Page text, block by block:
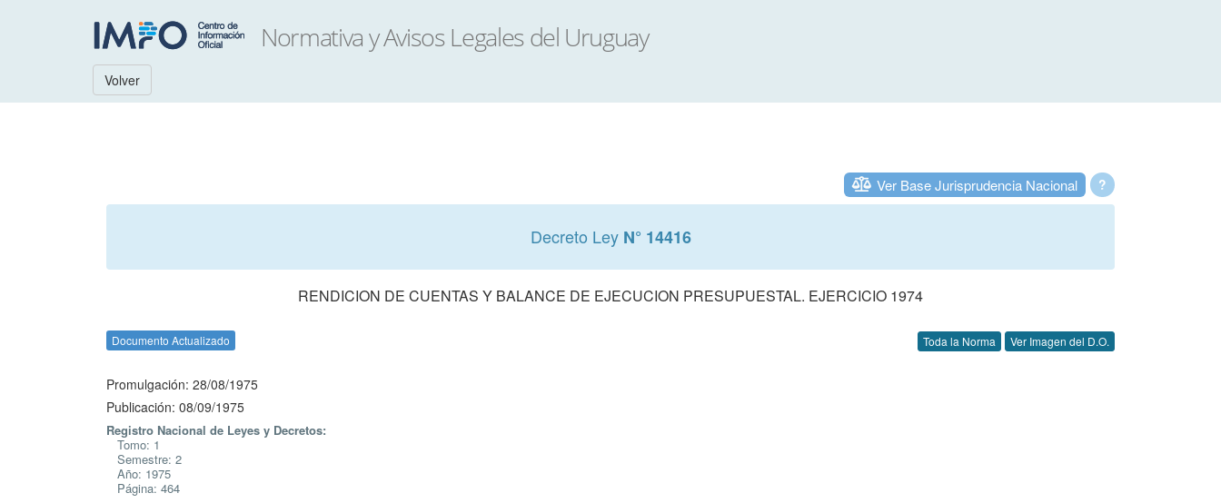
Volver
?
Ver Base Jurisprudencia Nacional
Decreto Ley N° 14416
RENDICION DE CUENTAS Y BALANCE DE EJECUCION PRESUPUESTAL. EJERCICIO 1974
Documento Actualizado Toda la Norma Ver Imagen del D.O.
Promulgación: 28/08/1975
Publicación: 08/09/1975
Registro Nacional de Leyes y Decretos:
Tomo: 1
Semestre: 2
Año: 1975
Página: 464